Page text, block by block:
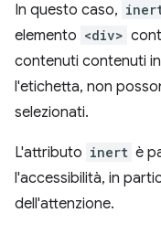
In questo caso,
elemento <div>
contenuti contenuti
l'etichetta, non
selezionati.
L'attributo inert è
l'accessibilità, in
dell'attenzione.